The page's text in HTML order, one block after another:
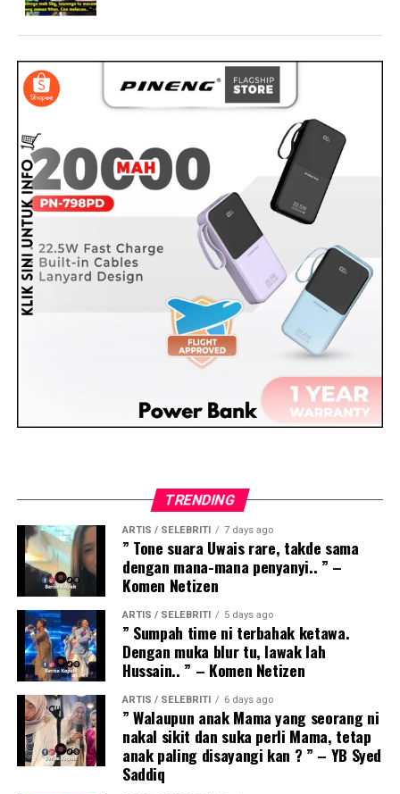
TRENDING
ARTIS / SELEBRITI 7 days ago
” Tone suara Uwais rare, takde sama
dengan mana-mana penyanyi.. ” –
Komen Netizen
ARTIS / SELEBRITI 5 days ago
” Sumpah time ni terbahak ketawa.
Dengan muka blur tu, lawak lah
Hussain.. ” – Komen Netizen
ARTIS / SELEBRITI 6 days ago
” Walaupun anak Mama yang seorang ni
nakal sikit dan suka perli Mama, tetap
anak paling disayangi kan ? ” – YB Syed
Saddiq